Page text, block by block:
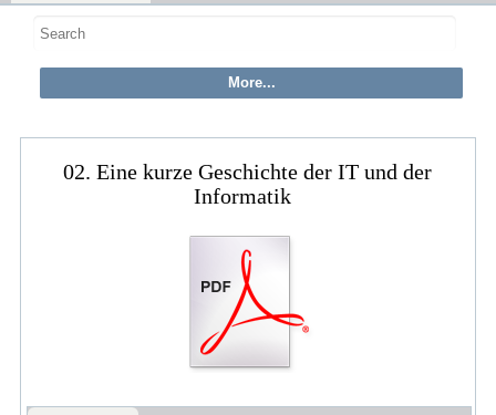
02. Eine kurze Geschichte der IT und der
Informatik